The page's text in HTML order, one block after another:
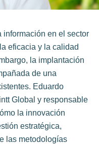
información en el sector
eficacia y la calidad
la implantación
de una
Eduardo
Global y responsable
la innovación
estratégica,
las metodologías